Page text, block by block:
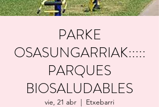
PARKE
OSASUNGARRIAK:::::
PARQUES
BIOSALUDABLES
vie, 21 abr
  |
Etxebarri